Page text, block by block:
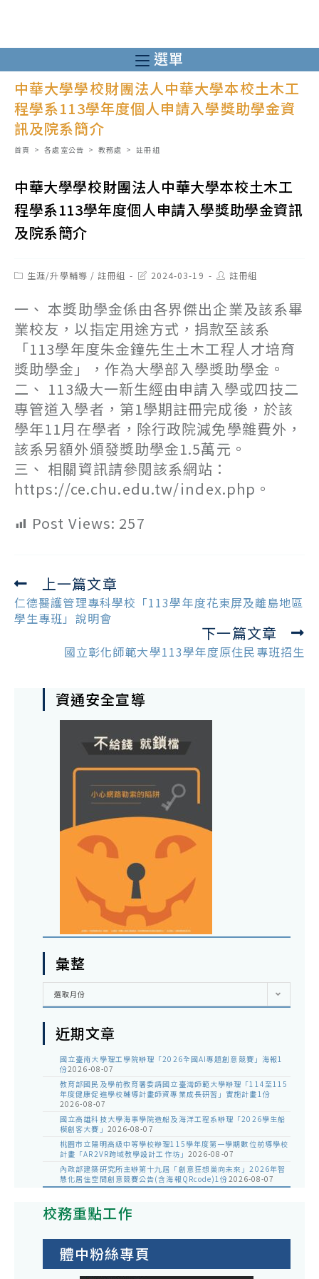
至
主
內
容
選單
中華大學學校財團法人中華大學本校土木工
程學系113學年度個人申請入學獎助學金資
訊及院系簡介
首頁 > 各處室公告 > 教務處 > 註冊組
中華大學學校財團法人中華大學本校土木工
程學系113學年度個人申請入學獎助學金資訊
及院系簡介
Post生涯/升學輔導 / 註冊組
Post2024-03-19
Post註冊組
一、 本獎助學金係由各界傑出企業及該系畢
業校友，以指定用途方式，捐款至該系
「113學年度朱金鐘先生土木工程人才培育
獎助學金」，作為大學部入學獎助學金。
二、 113級大一新生經由申請入學或四技二
專管道入學者，第1學期註冊完成後，於該
學年11月在學者，除行政院減免學雜費外，
該系另額外頒發獎助學金1.5萬元。
三、 相關資訊請參閱該系網站：
https://ce.chu.edu.tw/index.php。
Post Views: 257
Read
more
articles
上一篇文章
仁德醫護管理專科學校「113學年度花東屏及離島地區
學生專班」說明會
下一篇文章
國立彰化師範大學113學年度原住民專班招生
資通安全宣導
彙整
彙
選取月份
近期文章
國立臺南大學理工學院辦理「2026全國AI專題創意競賽」海報1
份2026-08-07
教育部國民及學前教育署委請國立臺灣師範大學辦理「114至115
年度健康促進學校輔導計畫師資專業成長研習」實施計畫1份
2026-08-07
國立高雄科技大學海事學院造船及海洋工程系辦理「2026學生船
模創客大賽」 2026-08-07
桃園市立陽明高級中等學校辦理115學年度第一學期數位前導學校
計畫「AR2VR跨域教學設計工作坊」 2026-08-07
內政部建築研究所主辦第十九屆「創意狂想巢向未來」2026年智
慧化居住空間創意競賽公告(含海報QRcode)1份2026-08-07
校務重點工作
體中粉絲專頁